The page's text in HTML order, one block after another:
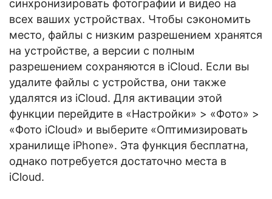
синхронизировать фотографии и видео на
всех ваших устройствах. Чтобы сэкономить
место, файлы с низким разрешением хранятся
на устройстве, а версии с полным
разрешением сохраняются в iCloud. Если вы
удалите файлы с устройства, они также
удалятся из iCloud. Для активации этой
функции перейдите в «Настройки» > «Фото» >
«Фото iCloud» и выберите «Оптимизировать
хранилище iPhone». Эта функция бесплатна,
однако потребуется достаточно места в
iCloud.